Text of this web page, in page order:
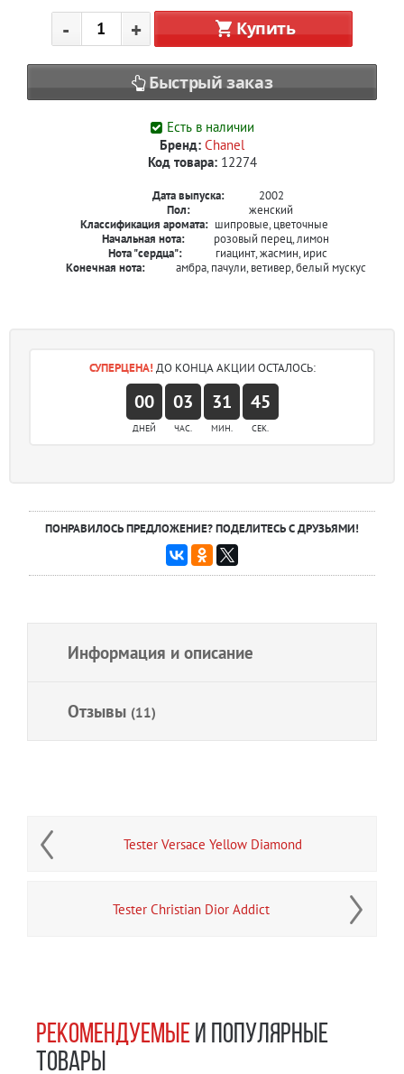
- + Купить
Быстрый заказ
Есть в наличии
Бренд: Chanel
Код товара:12274
Дата выпуска:
2002
Пол:
женский
Классификация аромата: шипровые, цветочные
Начальная нота:
розовый перец, лимон
Нота "сердца":
гиацинт, жасмин, ирис
Конечная нота:
амбра, пачули, ветивер, белый мускус
СУПЕРЦЕНА! ДО КОНЦА АКЦИИ ОСТАЛОСЬ:
00 03 31 45
ДНЕЙ ЧАС. МИН. СЕК.
ПОНРАВИЛОСЬ ПРЕДЛОЖЕНИЕ? ПОДЕЛИТЕСЬ С ДРУЗЬЯМИ!
Информация и описание
Отзывы (11)
Tester Versace Yellow Diamond
Tester Christian Dior Addict
РЕКОМЕНДУЕМЫЕИ ПОПУЛЯРНЫЕ
ТОВАРЫ